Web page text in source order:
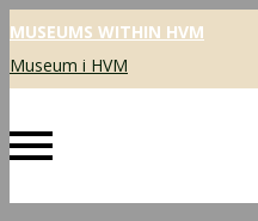
MUSEUMS WITHIN HVM
Museum i HVM